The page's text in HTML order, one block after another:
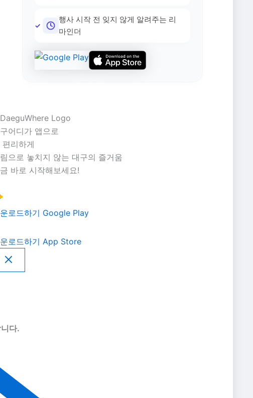
행사 시작 전 잊지 않게 알려주는 리
마인더
어디가 앱으로
편리하게
으로 놓치지 않는 대구의 즐거움
바로 시작해보세요!
로드하기 Google Play
로드하기 App Store
다.